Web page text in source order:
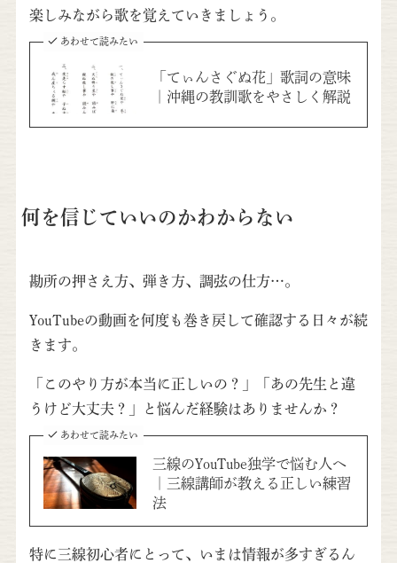
楽しみながら歌を覚えていきましょう。
あわせて読みたい
「てぃんさぐぬ花」歌詞の意味
｜沖縄の教訓歌をやさしく解説
何を信じていいのかわからない
勘所の押さえ方、弾き方、調弦の仕方…。
YouTubeの動画を何度も巻き戻して確認する日々が続
きます。
「このやり方が本当に正しいの？」「あの先生と違
うけど大丈夫？」と悩んだ経験はありませんか？
あわせて読みたい
三線のYouTube独学で悩む人へ
｜三線講師が教える正しい練習
法
特に三線初心者にとって、いまは情報が多すぎるん